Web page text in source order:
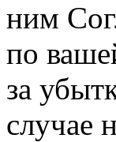
ним
по
за
случае